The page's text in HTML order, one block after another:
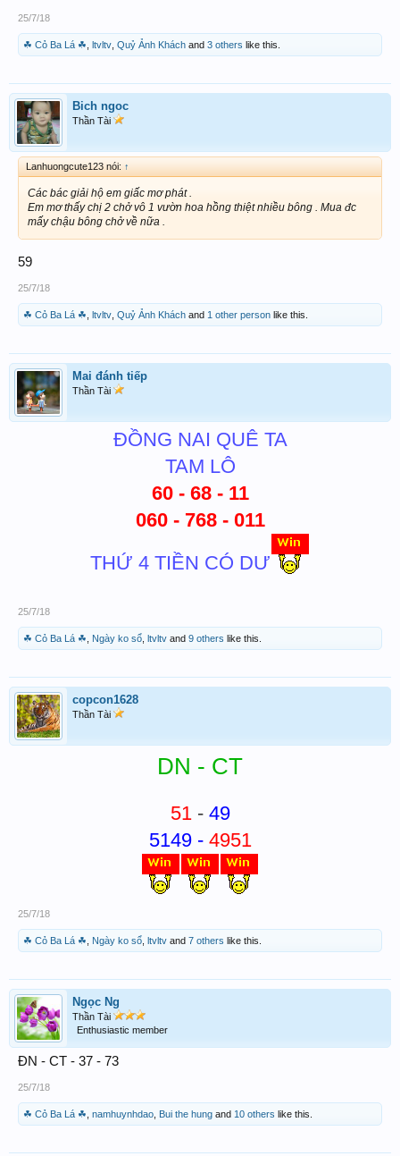
25/7/18
☘ Cỏ Ba Lá ☘ ltvltv Quỷ Ảnh Khách and 3 others like this.
Bich ngoc
Thần Tài
Lanhuongcute123 nói: ↑
Các bác giải hộ em giấc mơ phát .
Em mơ thấy chị 2 chở vô 1 vườn hoa hồng thiệt nhiều bông . Mua đc
mấy chậu bông chở về nữa .
59
25/7/18
☘ Cỏ Ba Lá ☘ ltvltv Quỷ Ảnh Khách and 1 other person like this.
Mai đánh tiếp
Thần Tài
ĐỒNG NAI QUÊ TA
TAM LÔ
60 - 68 - 11
060 - 768 - 011
THỨ 4 TIỀN CÓ DƯ
25/7/18
☘ Cỏ Ba Lá ☘ Ngày ko sổ ltvltv and 9 others like this.
copcon1628
Thần Tài
DN - CT
51 - 49
5149 - 4951
25/7/18
☘ Cỏ Ba Lá ☘ Ngày ko sổ ltvltv and 7 others like this.
Ngọc Ng
Thần Tài
Enthusiastic member
ĐN - CT - 37 - 73
25/7/18
☘ Cỏ Ba Lá ☘ namhuynhdao Bui the hung and 10 others like this.